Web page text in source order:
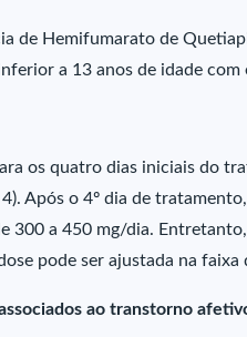
de Hemifumarato de
a 13 anos de idade com
os quatro dias iniciais do
Após o 4º dia de
300 a 450 mg/dia.
pode ser ajustada na
ao transtorno